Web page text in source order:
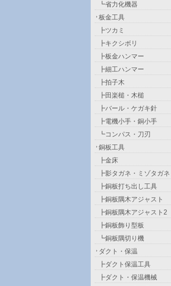
┗省力化機器
板金工具
┣ツカミ
┣キクシボリ
┣板金ハンマー
┣細工ハンマー
┣拍子木
┣田楽槌・木槌
┣バール・ケガキ針
┣電機小手・銅小手
┗コンパス・刀刃
銅板工具
┣金床
┣影タガネ・ミゾタガネ
┣銅板打ち出し工具
┣銅板隅木アジャスト
┣銅板隅木アジャスト2
┣銅板飾り型板
┗銅板隅切り機
ダクト・保温
┣ダクト保温工具
┣ダクト・保温機械